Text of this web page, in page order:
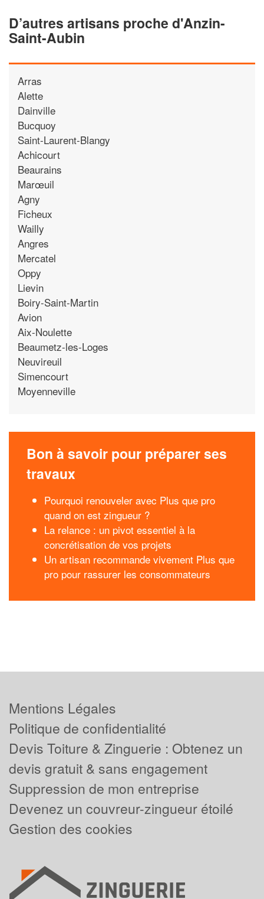
D’autres artisans proche d'Anzin-
Saint-Aubin
Arras
Alette
Dainville
Bucquoy
Saint-Laurent-Blangy
Achicourt
Beaurains
Marœuil
Agny
Ficheux
Wailly
Angres
Mercatel
Oppy
Lievin
Boiry-Saint-Martin
Avion
Aix-Noulette
Beaumetz-les-Loges
Neuvireuil
Simencourt
Moyenneville
Bon à savoir pour préparer ses
travaux
Pourquoi renouveler avec Plus que pro
quand on est zingueur ?
La relance : un pivot essentiel à la
concrétisation de vos projets
Un artisan recommande vivement Plus que
pro pour rassurer les consommateurs
Mentions Légales
Politique de confidentialité
Devis Toiture & Zinguerie : Obtenez un
devis gratuit & sans engagement
Suppression de mon entreprise
Devenez un couvreur-zingueur étoilé
Gestion des cookies